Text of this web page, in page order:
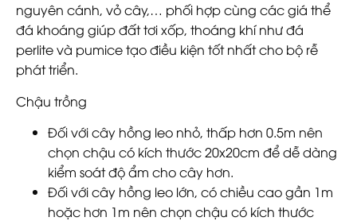
nguyên cánh, vỏ cây,… phối hợp cùng các giá thể
đá khoáng giúp đất tơi xốp, thoáng khí như đá
perlite và pumice tạo điều kiện tốt nhất cho bộ rễ
phát triển.
Chậu trồng
Đối với cây hồng leo nhỏ, thấp hơn 0.5m nên
chọn chậu có kích thước 20x20cm để dễ dàng
kiểm soát độ ẩm cho cây hơn.
Đối với cây hồng leo lớn, có chiều cao gần 1m
hoặc hơn 1m nên chọn chậu có kích thước